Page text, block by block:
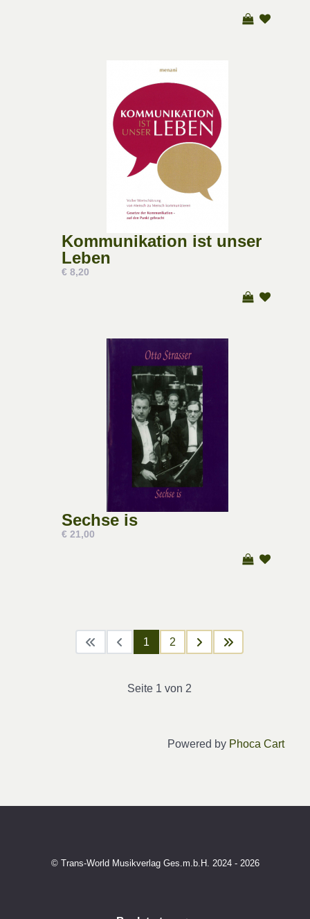
Kommunikation ist unser
Leben
€ 8,20
Sechse is
€ 21,00
1 2
Seite 1 von 2
Powered by Phoca Cart
© Trans-World Musikverlag Ges.m.b.H. 2024 - 2026